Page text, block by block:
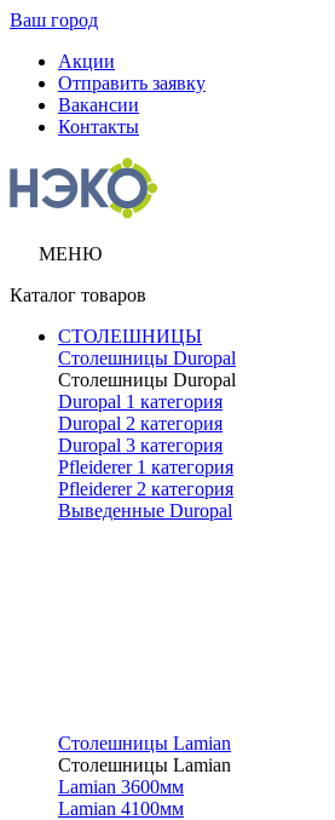
Ваш город
Акции
Отправить заявку
Вакансии
Контакты
МЕНЮ
Каталог товаров
СТОЛЕШНИЦЫ
Столешницы Duropal
Столешницы Duropal
Duropal 1 категория
Duropal 2 категория
Duropal 3 категория
Pfleiderer 1 категория
Pfleiderer 2 категория
Выведенные Duropal
Столешницы Lamian
Столешницы Lamian
Lamian 3600мм
Lamian 4100мм